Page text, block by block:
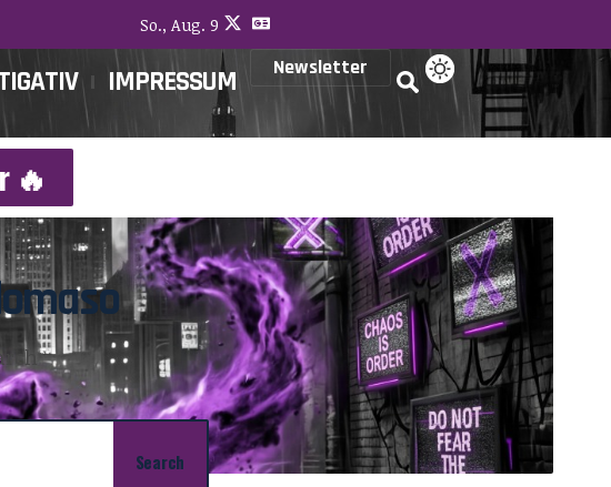
So., Aug. 9
IMPRESSUM Newsletter
🔥